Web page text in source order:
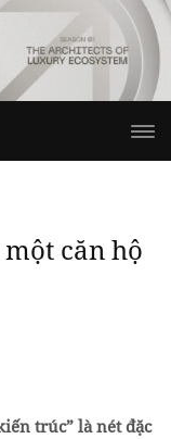
căn hộ
trúc” là nét đặc